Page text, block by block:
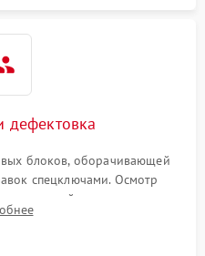
дефектовка
блоков, оборачивающей
спецключами. Осмотр
соединений, пружин и
причин люфта, смещения